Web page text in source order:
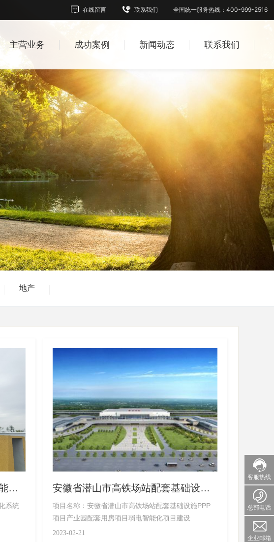
在线留言 联系我们 全国统一服务热线：400-999-2516
主营业务 成功案例 新闻动态 联系我们
地产
化
系统
安徽省潜山市高铁场站配套基础设施P
PP项目产业园配套用房项目弱电智能
化项目建设
项目名称：安徽省潜山市高铁场站配套基础设施PPP
项目产业园配套用房项目弱电智能化项目建设
2023-02-21
客服热线
总部电话
企业邮箱